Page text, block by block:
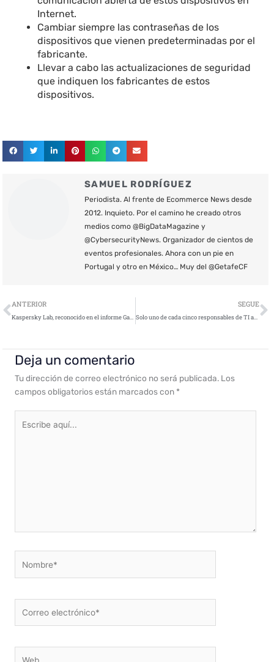
Internet.
Cambiar siempre las contraseñas de los
dispositivos que vienen predeterminadas por el
fabricante.
Llevar a cabo las actualizaciones de seguridad
que indiquen los fabricantes de estos
dispositivos.
SAMUEL RODRÍGUEZ
Periodista. Al frente de Ecommerce News desde
2012. Inquieto. Por el camino he creado otros
medios como @BigDataMagazine y
@CybersecurityNews. Organizador de cientos de
eventos profesionales. Ahora con un pie en
Portugal y otro en México… Muy del @GetafeCF
Ant
ANTERIOR
Kaspersky Lab, reconocido en el informe Gartner sobre Funcionalidades críticas para plataformas de protección endpoint
SEGUE
Solo uno de cada cinco responsables de TI afirma estar bien preparado para un ciberataque
Deja un comentario
Tu dirección de correo electrónico no será publicada. Los
campos obligatorios están marcados con *
aquí...
electrónico*